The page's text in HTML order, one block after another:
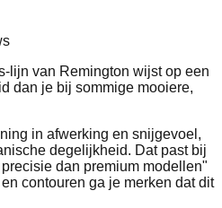
lijn van Remington wijst op een
dan je bij sommige mooiere,
in afwerking en snijgevoel,
degelijkheid. Dat past bij
dan premium modellen"
contouren ga je merken dat dit